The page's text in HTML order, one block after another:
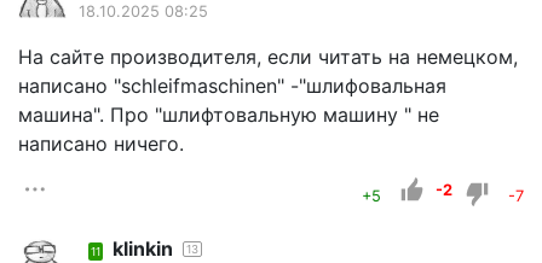
18.10.2025 08:25
На сайте производителя, если читать на немецком,
написано "schleifmaschinen" -"шлифовальная
машина". Про "шлифтовальную машину " не
написано ничего.
+5 -2 -7
11 klinkin 13